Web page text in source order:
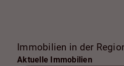
spezifischen Fall zu
on Investment zu
Immobilien in der
Aktuelle Immobilien